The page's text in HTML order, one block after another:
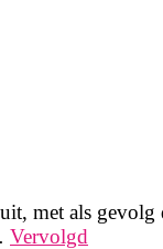
met als
Vervolgd